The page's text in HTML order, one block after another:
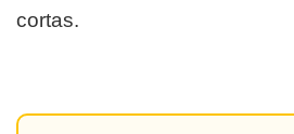
cortas.